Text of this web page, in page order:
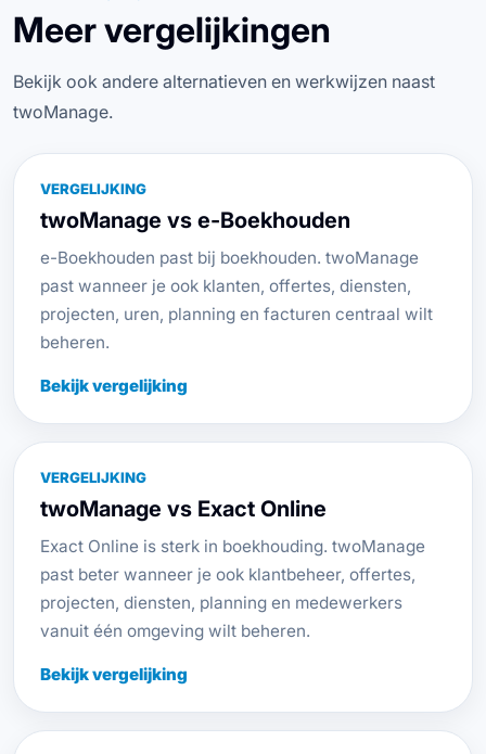
Meer vergelijkingen
Bekijk ook andere alternatieven en werkwijzen naast
twoManage.
VERGELIJKING
twoManage vs e-Boekhouden
e-Boekhouden past bij boekhouden. twoManage
past wanneer je ook klanten, offertes, diensten,
projecten, uren, planning en facturen centraal wilt
beheren.
Bekijk vergelijking
VERGELIJKING
twoManage vs Exact Online
Exact Online is sterk in boekhouding. twoManage
past beter wanneer je ook klantbeheer, offertes,
projecten, diensten, planning en medewerkers
vanuit één omgeving wilt beheren.
Bekijk vergelijking